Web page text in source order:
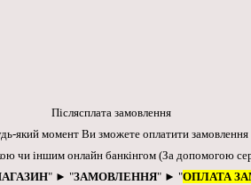
Післясплата замовлення
який момент Ви зможете оплатити замовлення
чи іншим онлайн банкінгом(За допомогою
" ► "ЗАМОВЛЕННЯ" ► "ОПЛАТА